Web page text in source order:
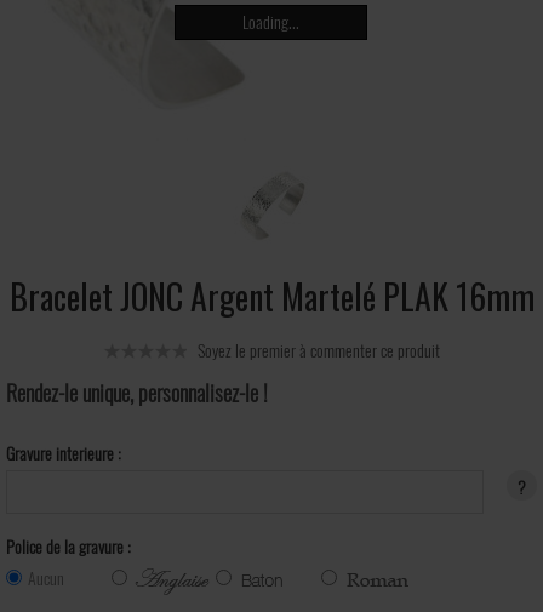
Loading...
Bracelet JONC Argent Martelé PLAK 16mm
Soyez le premier à commenter ce produit
Rendez-le unique, personnalisez-le !
Gravure interieure :
?
Police de la gravure :
Aucun